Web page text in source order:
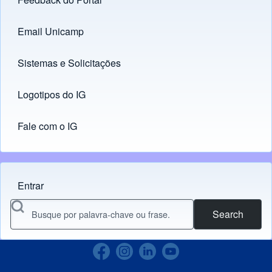
Links
Email Unicamp
(opens in new tab)
Sistemas e Solicitações
(opens in new tab)
Logotipos do IG
(opens in new tab)
Fale com o IG
Menu do usuário
Entrar
Search